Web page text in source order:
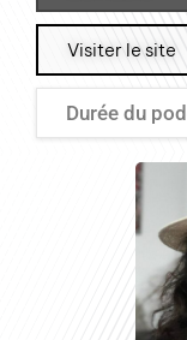
Visiter le site
Durée du